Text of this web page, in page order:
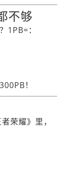
不够
1PB=：
！
荣耀》里，